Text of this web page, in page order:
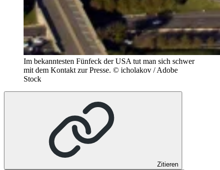
Im bekanntesten Fünfeck der USA tut man sich schwer
mit dem Kontakt zur Presse. © icholakov / Adobe
Stock
Zitieren